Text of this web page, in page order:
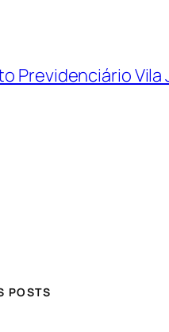
Previdenciário Vila
POSTS